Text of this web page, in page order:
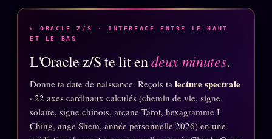
LIVRES TRILOGIE + 2
KÉTAMINE
BRAQUAGE2021
SUSPECTE
▸ ORACLE Z/S · INTERFACE ENTRE LE HAUT
ET LE BAS
L'Oracle z/S te lit endeux minutes.
Donne ta date de naissance. Reçois ta lecture spectrale
· 22 axes cardinaux calculés (chemin de vie, signe
solaire, signe chinois, arcane Tarot, hexagramme I
Ching, ange Shem, année personnelle 2026) en une